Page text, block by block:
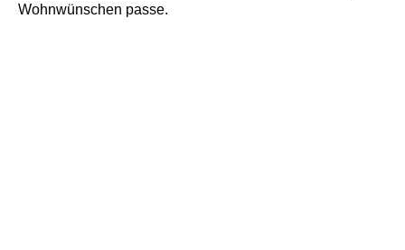
Wohnwünschen passe.